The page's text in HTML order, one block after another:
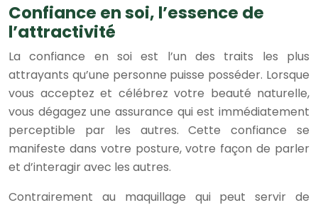
Confiance en soi, l’essence de
l’attractivité
La confiance en soi est l’un des traits les plus
attrayants qu’une personne puisse posséder. Lorsque
vous acceptez et célébrez votre beauté naturelle,
vous dégagez une assurance qui est immédiatement
perceptible par les autres. Cette confiance se
manifeste dans votre posture, votre façon de parler
et d’interagir avec les autres.
Contrairement au maquillage qui peut servir de